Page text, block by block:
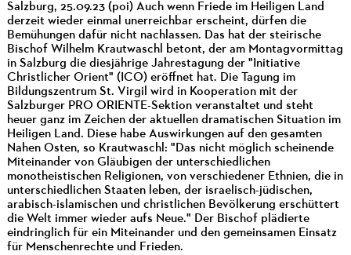
Salzburg, 25.09.23 (poi) Auch wenn Friede im Heiligen Land
derzeit wieder einmal unerreichbar erscheint, dürfen die
Bemühungen dafür nicht nachlassen. Das hat der steirische
Bischof Wilhelm Krautwaschl betont, der am Montagvormittag
in Salzburg die diesjährige Jahrestagung der "Initiative
Christlicher Orient" (ICO) eröffnet hat. Die Tagung im
Bildungszentrum St. Virgil wird in Kooperation mit der
Salzburger PRO ORIENTE-Sektion veranstaltet und steht
heuer ganz im Zeichen der aktuellen dramatischen Situation im
Heiligen Land. Diese habe Auswirkungen auf den gesamten
Nahen Osten, so Krautwaschl: "Das nicht möglich scheinende
Miteinander von Gläubigen der unterschiedlichen
monotheistischen Religionen, von verschiedener Ethnien, die in
unterschiedlichen Staaten leben, der israelisch-jüdischen,
arabisch-islamischen und christlichen Bevölkerung erschüttert
die Welt immer wieder aufs Neue." Der Bischof plädierte
eindringlich für ein Miteinander und den gemeinsamen Einsatz
für Menschenrechte und Frieden.